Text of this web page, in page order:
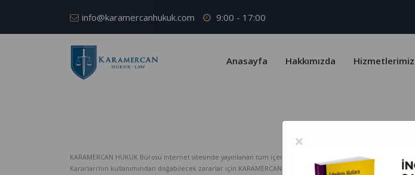
info@karamercanhukuk.com 9:00 - 17:00
Anasayfa Hakkımızda Hizmetlerimiz
KARAMERCAN HUKUK Bürosu internet sitesinde yayınlanan tüm içerik telif yasaları ve Türk Patent Enstitüsü
Kararları’nın kullanımından doğabilecek zararlar için KARAMERCAN HUKUK Bürosu hiçbir sorumluluk
×